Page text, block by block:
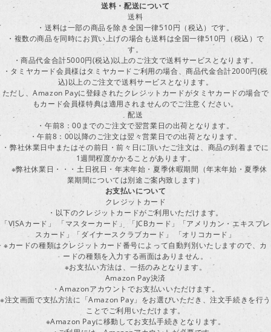
送料・配送について
送料
・送料は一部の商品を除き全国一律510円（税込）です。
・複数の商品を同時にお買い上げの場合も送料は全国一律510円（税込）で
す。
・商品代金合計5000円(税込)以上のご注文で送料サービスとなります。
・タミヤカード会員様はタミヤカードご利用の場合、商品代金合計2000円(税
込)以上のご注文で送料サービスとなります。
ただし、Amazon Payに登録されたクレジットカードがタミヤカードの場合で
もカード会員様特典は適用されませんのでご注意ください。
配送
・午前8：00までのご注文で翌営業日の出荷となります。
・午前8：00以降のご注文は翌々営業日での出荷となります。
・弊社休業日中またはその前日・前々日に頂いたご注文は、商品の到着までに
1週間程度かかることがあります。
※弊社休業日・・・土日祝日・年末年始・夏季休暇期間（年末年始・夏季休
業期間については別途ご案内致します）
お支払いについて
クレジットカード
・以下のクレジットカードがご利用いただけます。
「VISAカード」 「マスターカード」 「JCBカード」「アメリカン・エキスプレ
スカード」「ダイナースクラブカード」 「オリコカード」
※カードの種類はクレジットカード番号によって自動判別いたしますので、カ
ードの種類を入力する画面はありません。
※お支払い方法は、一括のみとなります。
Amazon Pay決済
・Amazonアカウントでお支払いいただけます。
※注文画面で支払方法に「Amazon Pay」をお選びいただき、注文手続きを行う
ことでご利用いただけます。
※Amazon Payに移動してお支払手続きとなります。